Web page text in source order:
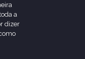
a
dizer